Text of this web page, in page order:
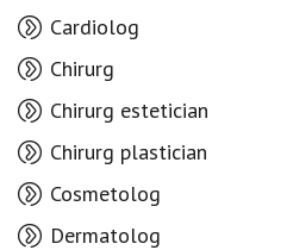
Cardiolog
Chirurg
Chirurg estetician
Chirurg plastician
Cosmetolog
Dermatolog